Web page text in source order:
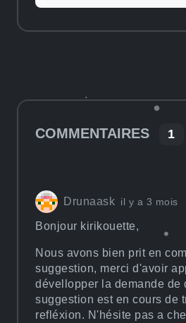
COMMENTAIRES 1
Drunaask il y a 3 mois
Bonjour kirikouette,
Nous avons bien prit en
suggestion, merci d'avoir
dévellopper la demande de
suggestion est en cours de
refléxion. N'hésite pas a